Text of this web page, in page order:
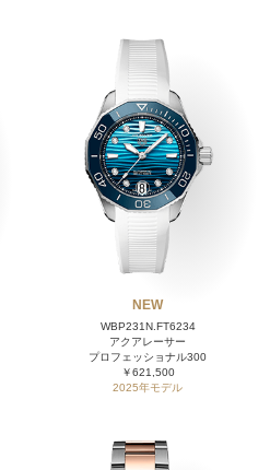
NEW
WBP231N.FT6234
アクアレーサー
プロフェッショナル300
￥621,500
2025年モデル